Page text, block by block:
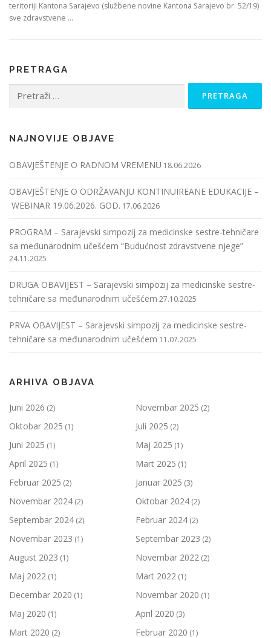
teritoriji Kantona Sarajevo (službene novine Kantona Sarajevo br. 52/19)
sve zdravstvene …
PRETRAGA
NAJNOVIJE OBJAVE
OBAVJEŠTENJE O RADNOM VREMENU 18.06.2026
OBAVJEŠTENJE O ODRŽAVANJU KONTINUIREANE EDUKACIJE –
WEBINAR 19.06.2026. GOD. 17.06.2026
PROGRAM – Sarajevski simpozij za medicinske sestre-tehničare
sa međunarodnim učešćem “Budućnost zdravstvene njege”
24.11.2025
DRUGA OBAVIJEST – Sarajevski simpozij za medicinske sestre-
tehničare sa međunarodnim učešćem 27.10.2025
PRVA OBAVIJEST – Sarajevski simpozij za medicinske sestre-
tehničare sa međunarodnim učešćem 11.07.2025
ARHIVA OBJAVA
Juni 2026 (2) Novembar 2025 (2)
Oktobar 2025 (1) Juli 2025 (2)
Juni 2025 (1) Maj 2025 (1)
April 2025 (1) Mart 2025 (1)
Februar 2025 (2) Januar 2025 (3)
Novembar 2024 (2) Oktobar 2024 (2)
Septembar 2024 (2) Februar 2024 (2)
Novembar 2023 (1) Septembar 2023 (2)
August 2023 (1) Novembar 2022 (2)
Maj 2022 (1) Mart 2022 (1)
Decembar 2020 (1) Novembar 2020 (1)
Maj 2020 (1) April 2020 (3)
Mart 2020 (2) Februar 2020 (1)